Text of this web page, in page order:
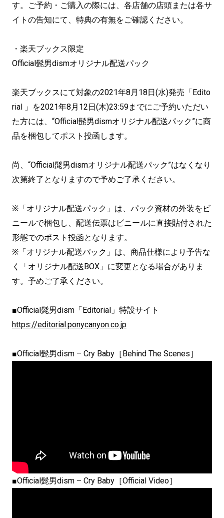
す。ご予約・ご購入の際には、各店舗の店頭または各サ
イトの告知にて、特典の有無をご確認ください。
・楽天ブックス限定
Official髭男dismオリジナル配送パック
楽天ブックスにて対象の2021年8月18日(水)発売「Edito
rial 」を2021年8月12日(木)23:59までにご予約いただい
た方には、“Official髭男dismオリジナル配送パック”に商
品を梱包してポスト投函します。
尚、“Official髭男dismオリジナル配送パック”はなくなり
次第終了となりますので予めご了承ください。
※「オリジナル配送パック」は、パック資材の外装をビ
ニールで梱包し、配送伝票はビニールに直接貼付された
形態でのポスト投函となります。
※「オリジナル配送パック」は、商品仕様により予告な
く「オリジナル配送BOX」に変更となる場合がありま
す。予めご了承ください。
■Official髭男dism「Editorial」特設サイト
https://editorial.ponycanyon.co.jp
■Official髭男dism – Cry Baby［Behind The Scenes］
■Official髭男dism – Cry Baby［Official Video］